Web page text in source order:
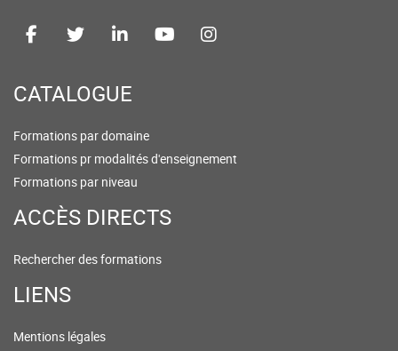
CATALOGUE
Formations par domaine
Formations pr modalités d'enseignement
Formations par niveau
ACCÈS DIRECTS
Rechercher des formations
LIENS
Mentions légales